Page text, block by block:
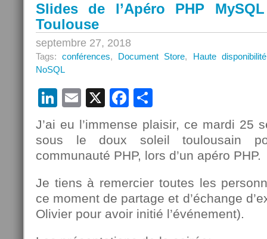
Slides de l’Apéro PHP
Toulouse
septembre 27, 2018
Tags:conférences, Document Store, Haute disponibilité
NoSQL
LinkedIn
Email
X Facebook
J’ai eu l’immense plaisir, ce mardi 25
sous le doux soleil toulousain
communauté PHP, lors d’un apéro PHP.
Je tiens à remercier toutes les
ce moment de partage et d’échange
Olivier pour avoir initié l’événement).